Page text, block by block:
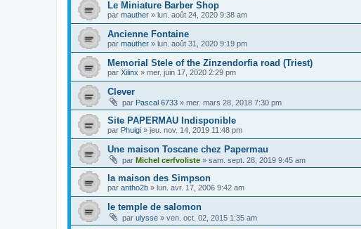
Le Miniature Barber Shop
par mauther » lun. août 24, 2020 9:38 am
Ancienne Fontaine
par mauther » lun. août 31, 2020 9:19 pm
Memorial Stele of the Zinzendorfia road (Triest)
par Xilinx » mer. juin 17, 2020 2:29 pm
Clever
par Pascal 6733 » mer. mars 28, 2018 7:30 pm
Site PAPERMAU Indisponible
par Phuigi » jeu. nov. 14, 2019 11:48 pm
Une maison Toscane chez Papermau
par Michel cerfvoliste » sam. sept. 28, 2019 9:45 am
la maison des Simpson
par antho2b » lun. avr. 17, 2006 9:42 am
le temple de salomon
par ulysse » ven. oct. 02, 2015 1:35 am